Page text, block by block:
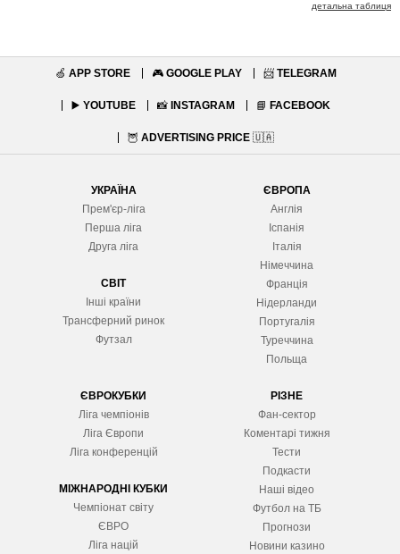
детальна таблиця
🍏 APP STORE 🎮 GOOGLE PLAY 📨 TELEGRAM
▶️ YOUTUBE 📸 INSTAGRAM 📘 FACEBOOK
🦉 ADVERTISING PRICE 🇺🇦
УКРАЇНА
Прем'єр-ліга
Перша ліга
Друга ліга
СВІТ
Інші країни
Трансферний ринок
Футзал
ЄВРОПА
Англія
Іспанія
Італія
Німеччина
Франція
Нідерланди
Португалія
Туреччина
Польща
ЄВРОКУБКИ
Ліга чемпіонів
Ліга Європи
Ліга конференцій
МІЖНАРОДНІ КУБКИ
Чемпіонат світу
ЄВРО
Ліга націй
РІЗНЕ
Фан-сектор
Коментарі тижня
Тести
Подкасти
Наші відео
Футбол на ТБ
Прогнози
Новини казино